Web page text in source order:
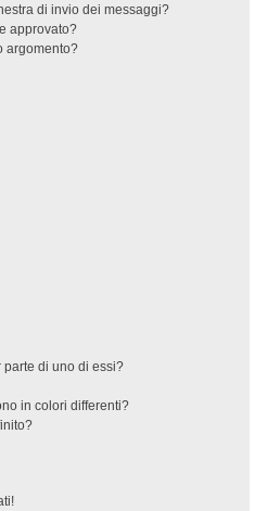
di invio dei messaggi?
approvato?
argomento?
parte di uno di essi?
in colori differenti?